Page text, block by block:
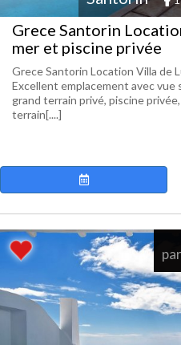
Grece Santorin
mer et piscine privée
Grece Santorin Location Villa de
Excellent emplacement avec vue
grand terrain privé, piscine
terrain[....]